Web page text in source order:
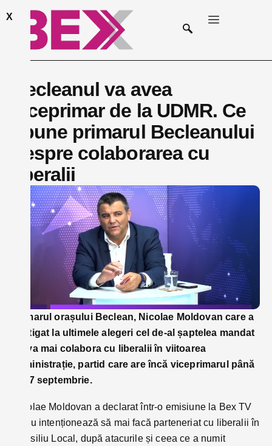
X
Becleanul va avea
viceprimar de la UDMR. Ce
spune primarul Becleanului
despre colaborarea cu
liberalii
Primarul orașului Beclean, Nicolae Moldovan care a
câștigat la ultimele alegeri cel de-al șaptelea mandat
nu va mai colabora cu liberalii în viitoarea
administrație, partid care are încă viceprimarul până
în 27 septembrie.
Nicolae Moldovan a declarat într-o emisiune la Bex TV
că nu intenționează să mai facă parteneriat cu liberalii în
Consiliu Local, după atacurile și ceea ce a numit